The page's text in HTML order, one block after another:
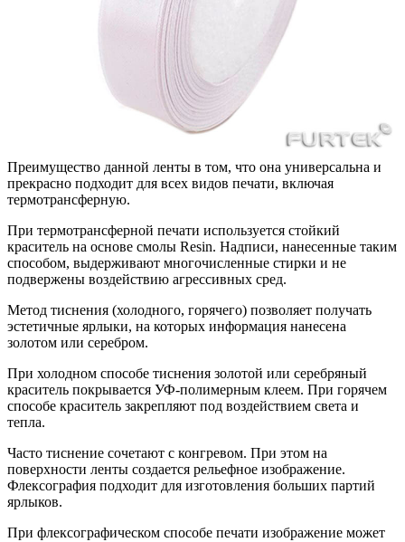
Преимущество данной ленты в том, что она универсальна и
прекрасно подходит для всех видов печати, включая
термотрансферную.
При термотрансферной печати используется стойкий
краситель на основе смолы Resin. Надписи, нанесенные таким
способом, выдерживают многочисленные стирки и не
подвержены воздействию агрессивных сред.
Метод тиснения (холодного, горячего) позволяет получать
эстетичные ярлыки, на которых информация нанесена
золотом или серебром.
При холодном способе тиснения золотой или серебряный
краситель покрывается УФ-полимерным клеем. При горячем
способе краситель закрепляют под воздействием света и
тепла.
Часто тиснение сочетают с конгревом. При этом на
поверхности ленты создается рельефное изображение.
Флексография подходит для изготовления больших партий
ярлыков.
При флексографическом способе печати изображение может